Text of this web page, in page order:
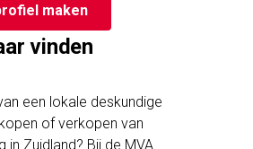
maken
vinden
een lokale deskundige
of verkopen van
in Zuidland? Bij de MVA